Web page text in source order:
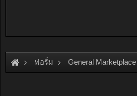
ฟอรั่ม General Marketplace